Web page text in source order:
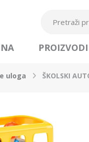
PROIZVODI
uloga ŠKOLSKI